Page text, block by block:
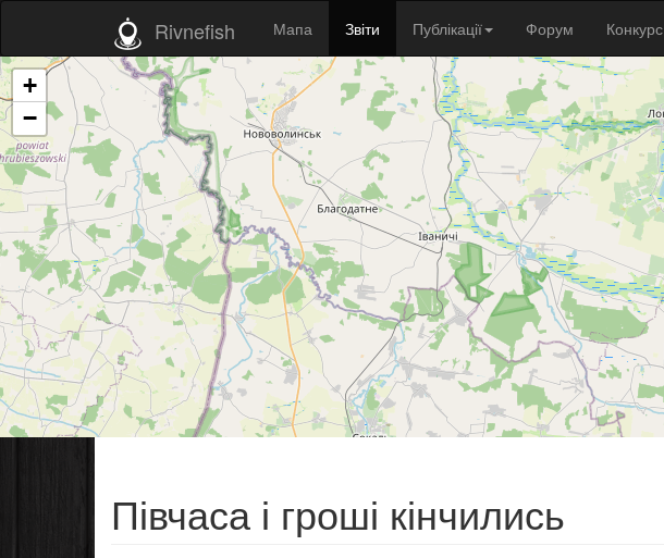
Rivnefish Мапа Звіти Публікації Форум Конкурс
+
−
Півчаса і гроші кінчились